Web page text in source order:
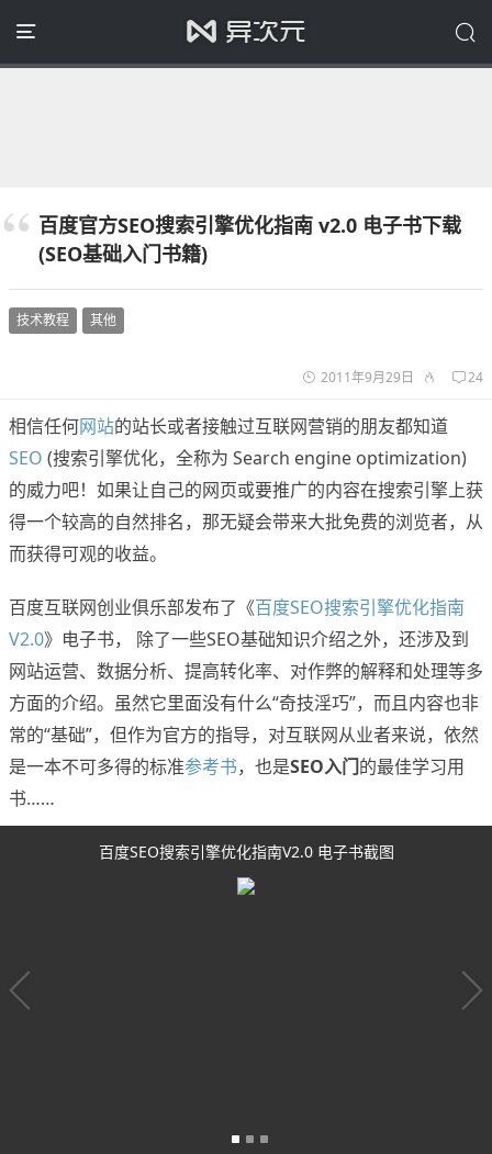
百度官方SEO搜索引擎优化指南 v2.0 电子书下载
(SEO基础入门书籍)
技术教程 其他
2011年9月29日 24
相信任何网站的站长或者接触过互联网营销的朋友都知道
SEO (搜索引擎优化，全称为 Search engine optimization)
的威力吧！如果让自己的网页或要推广的内容在搜索引擎上获
得一个较高的自然排名，那无疑会带来大批免费的浏览者，从
而获得可观的收益。
百度互联网创业俱乐部发布了《百度SEO搜索引擎优化指南
V2.0》电子书， 除了一些SEO基础知识介绍之外，还涉及到
网站运营、数据分析、提高转化率、对作弊的解释和处理等多
方面的介绍。虽然它里面没有什么“奇技淫巧”，而且内容也非
常的“基础”，但作为官方的指导，对互联网从业者来说，依然
是一本不可多得的标准参考书，也是SEO入门的最佳学习用
书……
百度SEO搜索引擎优化指南V2.0 电子书截图